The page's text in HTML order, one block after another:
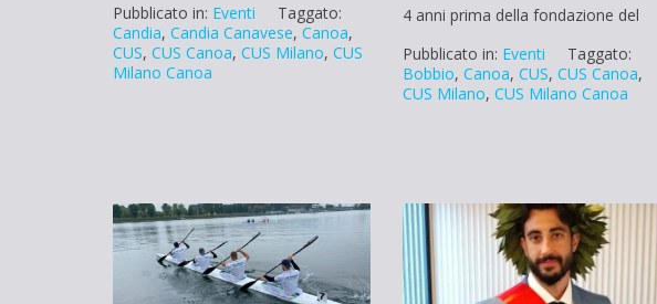
Pubblicato in: Eventi
Taggato:
Candia, Candia Canavese, Canoa,
CUS, CUS Canoa, CUS Milano, CUS
Milano Canoa
4 anni prima della fondazione del
Pubblicato in: Eventi
Taggato:
Bobbio,Canoa,CUS,CUS Canoa,
CUS Milano,CUS Milano Canoa